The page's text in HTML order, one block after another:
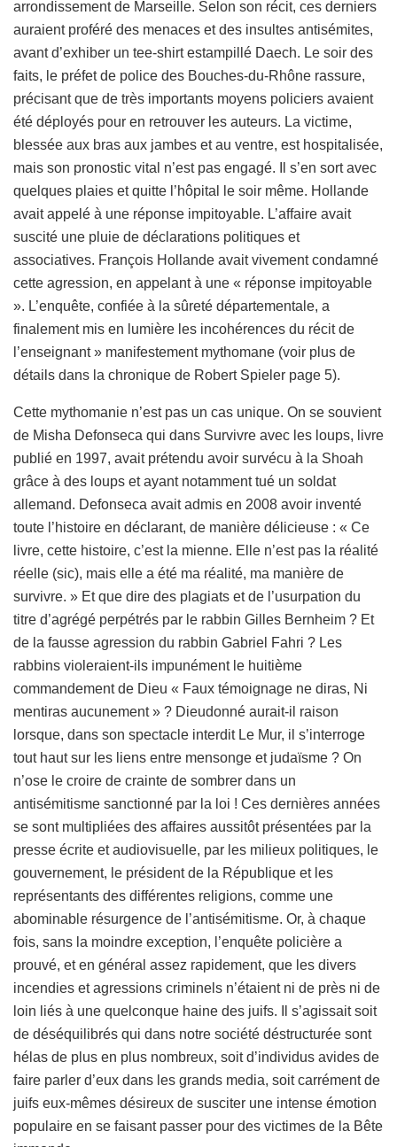
arrondissement de Marseille. Selon son récit, ces derniers
auraient proféré des menaces et des insultes antisémites,
avant d’exhiber un tee-shirt estampillé Daech. Le soir des
faits, le préfet de police des Bouches-du-Rhône rassure,
précisant que de très importants moyens policiers avaient
été déployés pour en retrouver les auteurs. La victime,
blessée aux bras aux jambes et au ventre, est hospitalisée,
mais son pronostic vital n’est pas engagé. Il s’en sort avec
quelques plaies et quitte l’hôpital le soir même. Hollande
avait appelé à une réponse impitoyable. L’affaire avait
suscité une pluie de déclarations politiques et
associatives. François Hollande avait vivement condamné
cette agression, en appelant à une « réponse impitoyable
». L’enquête, confiée à la sûreté départementale, a
finalement mis en lumière les incohérences du récit de
l’enseignant » manifestement mythomane (voir plus de
détails dans la chronique de Robert Spieler page 5).
Cette mythomanie n’est pas un cas unique. On se souvient
de Misha Defonseca qui dans Survivre avec les loups, livre
publié en 1997, avait prétendu avoir survécu à la Shoah
grâce à des loups et ayant notamment tué un soldat
allemand. Defonseca avait admis en 2008 avoir inventé
toute l’histoire en déclarant, de manière délicieuse : « Ce
livre, cette histoire, c’est la mienne. Elle n’est pas la réalité
réelle (sic), mais elle a été ma réalité, ma manière de
survivre. » Et que dire des plagiats et de l’usurpation du
titre d’agrégé perpétrés par le rabbin Gilles Bernheim ? Et
de la fausse agression du rabbin Gabriel Fahri ? Les
rabbins violeraient-ils impunément le huitième
commandement de Dieu « Faux témoignage ne diras, Ni
mentiras aucunement » ? Dieudonné aurait-il raison
lorsque, dans son spectacle interdit Le Mur, il s’interroge
tout haut sur les liens entre mensonge et judaïsme ? On
n’ose le croire de crainte de sombrer dans un
antisémitisme sanctionné par la loi ! Ces dernières années
se sont multipliées des affaires aussitôt présentées par la
presse écrite et audiovisuelle, par les milieux politiques, le
gouvernement, le président de la République et les
représentants des différentes religions, comme une
abominable résurgence de l’antisémitisme. Or, à chaque
fois, sans la moindre exception, l’enquête policière a
prouvé, et en général assez rapidement, que les divers
incendies et agressions criminels n’étaient ni de près ni de
loin liés à une quelconque haine des juifs. Il s’agissait soit
de déséquilibrés qui dans notre société déstructurée sont
hélas de plus en plus nombreux, soit d’individus avides de
faire parler d’eux dans les grands media, soit carrément de
juifs eux-mêmes désireux de susciter une intense émotion
populaire en se faisant passer pour des victimes de la Bête